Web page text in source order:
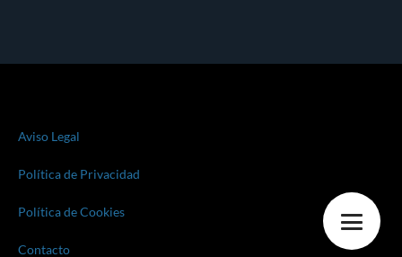
Aviso Legal
Política de Privacidad
Política de Cookies
Contacto